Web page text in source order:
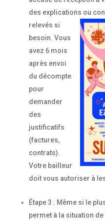
des explications ou
relevés si
besoin. Vous
avez 6 mois
après envoi
du décompte
pour
demander
des
justificatifs
(factures,
contrats).
Votre bailleur
doit vous autoriser à
Étape 3 : Même si le
permet à la situation